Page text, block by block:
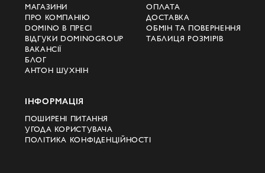
МАГАЗИНИ
ПРО КОМПАНІЮ
DOMINO В ПРЕСІ
ВІДГУКИ DOMINOGROUP
ВАКАНСІЇ
БЛОГ
АНТОН ШУХНІН
ОПЛАТА
ДОСТАВКА
ОБМІН ТА ПОВЕРНЕННЯ
ТАБЛИЦЯ РОЗМІРІВ
ІНФОРМАЦІЯ
ПОШИРЕНІ ПИТАННЯ
УГОДА КОРИСТУВАЧА
ПОЛІТИКА КОНФІДЕНЦІЙНОСТІ